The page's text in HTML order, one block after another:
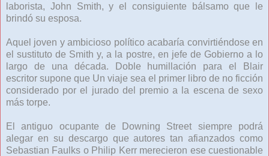
laborista, John Smith, y el consiguiente bálsamo que le
brindó su esposa.
Aquel joven y ambicioso político acabaría convirtiéndose en
el sustituto de Smith y, a la postre, en jefe de Gobierno a lo
largo de una década. Doble humillación para el Blair
escritor supone que Un viaje sea el primer libro de no ficción
considerado por el jurado del premio a la escena de sexo
más torpe.
El antiguo ocupante de Downing Street siempre podrá
alegar en su descargo que autores tan afianzados como
Sebastian Faulks o Philip Kerr merecieron ese cuestionable